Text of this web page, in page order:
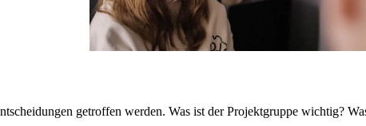
ge­trof­fen wer­den. Was ist der Pro­jekt­grup­pe wich­tig?